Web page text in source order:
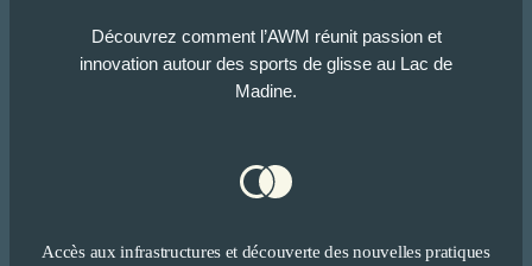
Découvrez comment l’AWM réunit passion et
innovation autour des sports de glisse au Lac de
Madine.
Accès aux infrastructures et découverte des nouvelles pratiques